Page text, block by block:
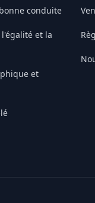
conduite
et la
et